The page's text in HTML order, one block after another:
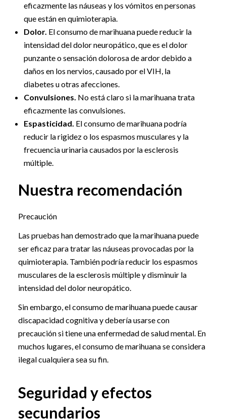
eficazmente las náuseas y los vómitos en personas
que están en quimioterapia.
Dolor. El consumo de marihuana puede reducir la
intensidad del dolor neuropático, que es el dolor
punzante o sensación dolorosa de ardor debido a
daños en los nervios, causado por el VIH, la
diabetes u otras afecciones.
Convulsiones. No está claro si la marihuana trata
eficazmente las convulsiones.
Espasticidad. El consumo de marihuana podría
reducir la rigidez o los espasmos musculares y la
frecuencia urinaria causados por la esclerosis
múltiple.
Nuestra recomendación
Precaución
Las pruebas han demostrado que la marihuana puede
ser eficaz para tratar las náuseas provocadas por la
quimioterapia. También podría reducir los espasmos
musculares de la esclerosis múltiple y disminuir la
intensidad del dolor neuropático.
Sin embargo, el consumo de marihuana puede causar
discapacidad cognitiva y debería usarse con
precaución si tiene una enfermedad de salud mental. En
muchos lugares, el consumo de marihuana se considera
ilegal cualquiera sea su fin.
Seguridad y efectos
secundarios